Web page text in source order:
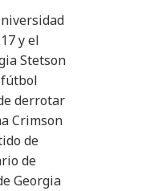
y el
Stetson
derrotar
Crimson
de
de
Georgia